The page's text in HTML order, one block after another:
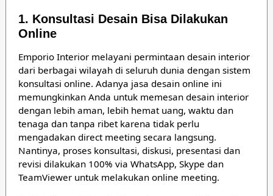
1. Konsultasi Desain Bisa Dilakukan
Online
Emporio Interior melayani permintaan desain interior
dari berbagai wilayah di seluruh dunia dengan sistem
konsultasi online. Adanya jasa desain online ini
memungkinkan Anda untuk memesan desain interior
dengan lebih aman, lebih hemat uang, waktu dan
tenaga dan tanpa ribet karena tidak perlu
mengadakan direct meeting secara langsung.
Nantinya, proses konsultasi, diskusi, presentasi dan
revisi dilakukan 100% via WhatsApp, Skype dan
TeamViewer untuk melakukan online meeting.